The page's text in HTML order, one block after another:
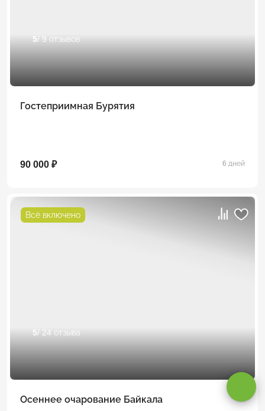
5/ 9 отзывов
Гостеприимная Бурятия
90 000 ₽ 6 дней
Всё включено
5/ 24 отзыва
Осеннее очарование Байкала
Принимаю